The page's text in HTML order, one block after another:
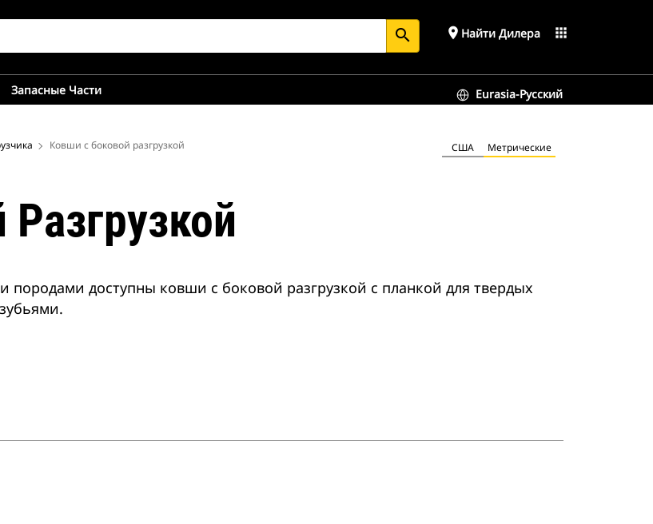
search place Найти Дилера apps
Запасные Части Eurasia-Русский
Ковши с боковой разгрузкой США Метрические
породами доступны ковши с боковой разгрузкой с планкой для твердых